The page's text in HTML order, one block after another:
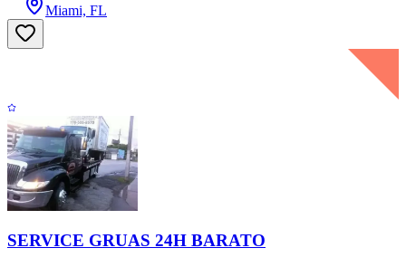
Miami, FL
SERVICE GRUAS 24H BARATO